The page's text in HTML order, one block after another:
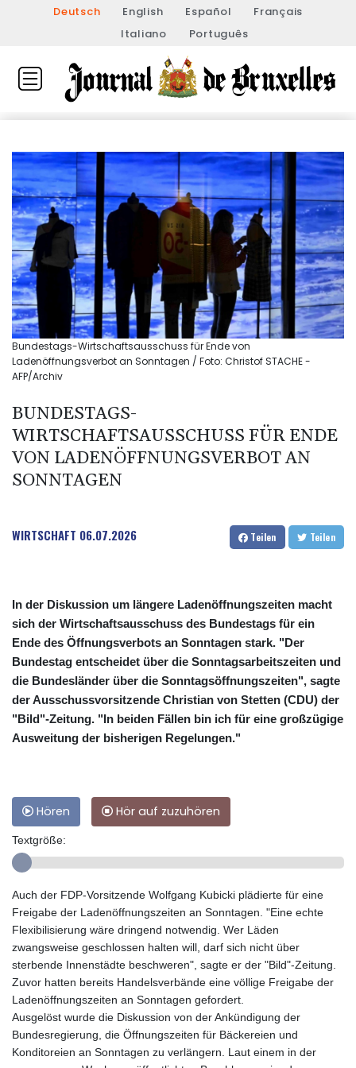
Deutsch English Español
Français
Italiano
Português
Bundestags-Wirtschaftsausschuss für Ende von
Ladenöffnungsverbot an Sonntagen / Foto: Christof STACHE -
AFP/Archiv
BUNDESTAGS-
WIRTSCHAFTSAUSSCHUSS FÜR ENDE
VON LADENÖFFNUNGSVERBOT AN
SONNTAGEN
WIRTSCHAFT 06.07.2026 Teilen Teilen
In der Diskussion um längere Ladenöffnungszeiten macht
sich der Wirtschaftsausschuss des Bundestags für ein
Ende des Öffnungsverbots an Sonntagen stark. "Der
Bundestag entscheidet über die Sonntagsarbeitszeiten und
die Bundesländer über die Sonntagsöffnungszeiten", sagte
der Ausschussvorsitzende Christian von Stetten (CDU) der
"Bild"-Zeitung. "In beiden Fällen bin ich für eine großzügige
Ausweitung der bisherigen Regelungen."
Hören Hör auf zuzuhören
Textgröße:
Auch der FDP-Vorsitzende Wolfgang Kubicki plädierte für eine
Freigabe der Ladenöffnungszeiten an Sonntagen. "Eine echte
Flexibilisierung wäre dringend notwendig. Wer Läden
zwangsweise geschlossen halten will, darf sich nicht über
sterbende Innenstädte beschweren", sagte er der "Bild"-Zeitung.
Zuvor hatten bereits Handelsverbände eine völlige Freigabe der
Ladenöffnungszeiten an Sonntagen gefordert.
Ausgelöst wurde die Diskussion von der Ankündigung der
Bundesregierung, die Öffnungszeiten für Bäckereien und
Konditoreien an Sonntagen zu verlängern. Laut einem in der